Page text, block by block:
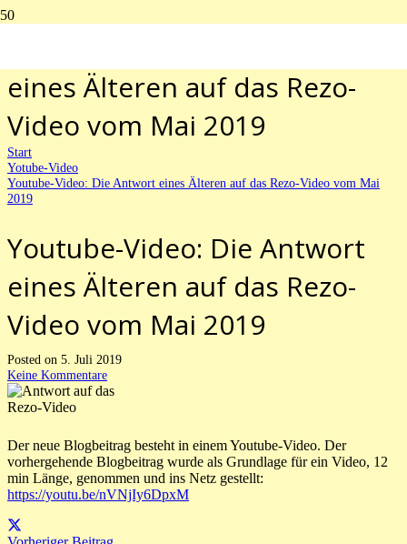
eines Älteren auf das Rezo-
Video vom Mai 2019
Start
Yotube-Video
Youtube-Video: Die Antwort eines Älteren auf das Rezo-Video vom Mai
2019
Youtube-Video: Die Antwort
eines Älteren auf das Rezo-
Video vom Mai 2019
Posted on 5. Juli 2019
Keine Kommentare
Der neue Blogbeitrag besteht in einem Youtube-Video. Der
vorhergehende Blogbeitrag wurde als Grundlage für ein Video, 12
min Länge, genommen und ins Netz gestellt:
https://youtu.be/nVNjIy6DpxM